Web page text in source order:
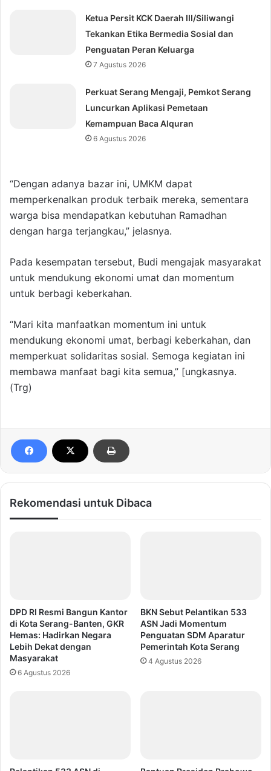
Ketua Persit KCK Daerah III/Siliwangi
Tekankan Etika Bermedia Sosial dan
Penguatan Peran Keluarga
7 Agustus 2026
Perkuat Serang Mengaji, Pemkot Serang
Luncurkan Aplikasi Pemetaan
Kemampuan Baca Alquran
6 Agustus 2026
“Dengan adanya bazar ini, UMKM dapat
memperkenalkan produk terbaik mereka, sementara
warga bisa mendapatkan kebutuhan Ramadhan
dengan harga terjangkau,” jelasnya.
Pada kesempatan tersebut, Budi mengajak masyarakat
untuk mendukung ekonomi umat dan momentum
untuk berbagi keberkahan.
“Mari kita manfaatkan momentum ini untuk
mendukung ekonomi umat, berbagi keberkahan, dan
memperkuat solidaritas sosial. Semoga kegiatan ini
membawa manfaat bagi kita semua,” [ungkasnya.
(Trg)
Rekomendasi untuk Dibaca
DPD RI Resmi Bangun Kantor
di Kota Serang-Banten, GKR
Hemas: Hadirkan Negara
Lebih Dekat dengan
Masyarakat
6 Agustus 2026
BKN Sebut Pelantikan 533
ASN Jadi Momentum
Penguatan SDM Aparatur
Pemerintah Kota Serang
4 Agustus 2026